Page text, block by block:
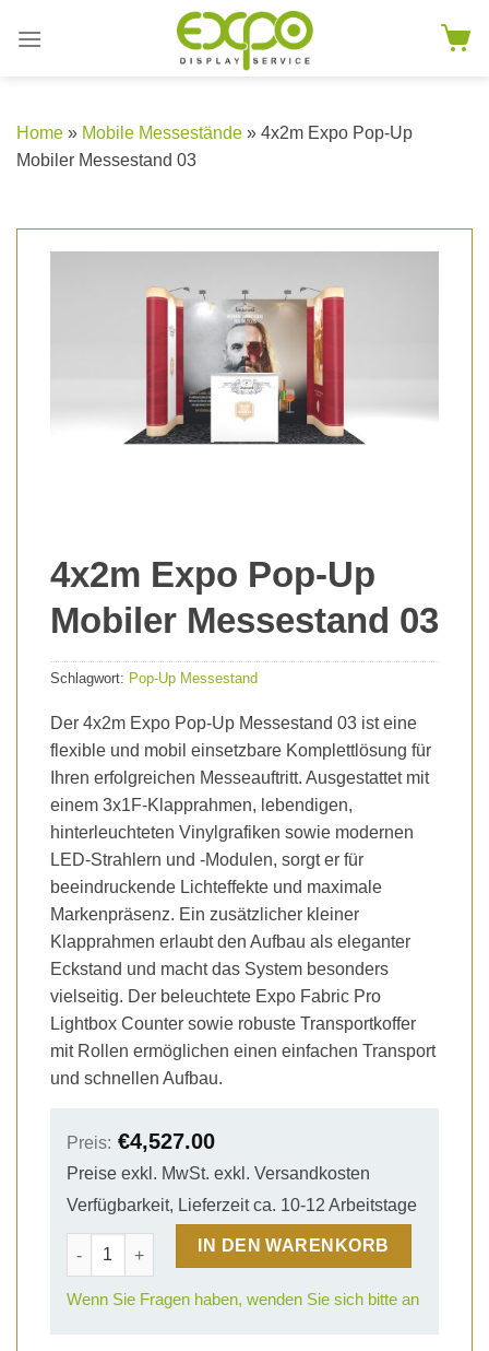
Home » Mobile Messestände » 4x2m Expo Pop-Up
Mobiler Messestand 03
4x2m Expo Pop-Up
Mobiler Messestand 03
Schlagwort: Pop-Up Messestand
Der 4x2m Expo Pop-Up Messestand 03 ist eine
flexible und mobil einsetzbare Komplettlösung für
Ihren erfolgreichen Messeauftritt. Ausgestattet mit
einem 3x1F-Klapprahmen, lebendigen,
hinterleuchteten Vinylgrafiken sowie modernen
LED-Strahlern und -Modulen, sorgt er für
beeindruckende Lichteffekte und maximale
Markenpräsenz. Ein zusätzlicher kleiner
Klapprahmen erlaubt den Aufbau als eleganter
Eckstand und macht das System besonders
vielseitig. Der beleuchtete Expo Fabric Pro
Lightbox Counter sowie robuste Transportkoffer
mit Rollen ermöglichen einen einfachen Transport
und schnellen Aufbau.
Preis: €4,527.00
Preise exkl. MwSt. exkl. Versandkosten
Verfügbarkeit, Lieferzeit ca. 10-12 Arbeitstage
4x2m Expo Pop-Up Mobiler Messestand 03 Menge
IN DEN WARENKORB
Wenn Sie Fragen haben, wenden Sie sich bitte an